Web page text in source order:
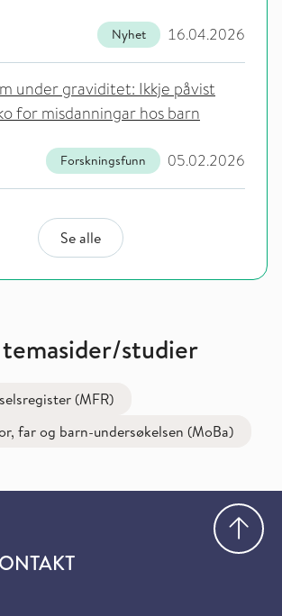
16.04.2026
Nyhet
under graviditet: Ikkje påvist
for misdanningar hos barn
05.02.2026
Forskningsfunn
Se alle
studier
(MFR)
far og barn-undersøkelsen (MoBa)